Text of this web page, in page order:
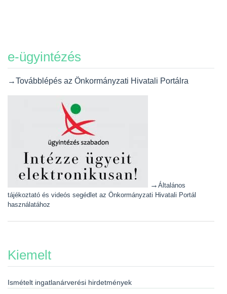
e-ügyintézés
→Továbblépés az Önkormányzati Hivatali Portálra
→ Általános
tájékoztató és videós segédlet az Önkormányzati Hivatali Portál
használatához
Kiemelt
Ismételt ingatlanárverési hirdetmények